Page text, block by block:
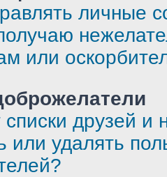
личные
или
друзей и
или удалять